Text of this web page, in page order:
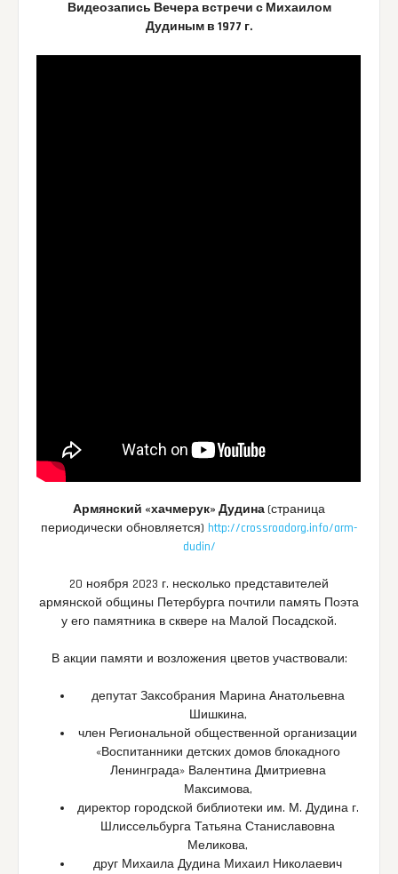
Видеозапись Вечера встречи с Михаилом
Дудиным в 1977 г.
Армянский «хачмерук» Дудина (страница
периодически обновляется) http://crossroadorg.info/arm-
dudin/
20 ноября 2023 г. несколько представителей
армянской общины Петербурга почтили память Поэта
у его памятника в сквере на Малой Посадской.
В акции памяти и возложения цветов участвовали:
депутат Заксобрания Марина Анатольевна
Шишкина,
член Региональной общественной организации
«Воспитанники детских домов блокадного
Ленинграда» Валентина Дмитриевна
Максимова,
директор городской библиотеки им. М. Дудина г.
Шлиссельбурга Татьяна Станиславовна
Меликова,
друг Михаила Дудина Михаил Николаевич